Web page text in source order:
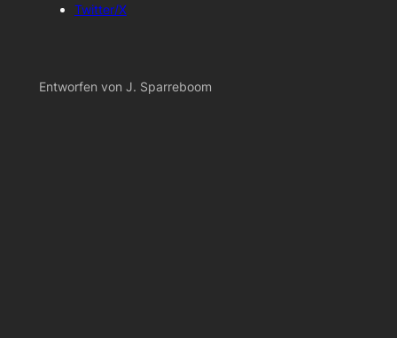
Twitter/X
Entworfen von J. Sparreboom